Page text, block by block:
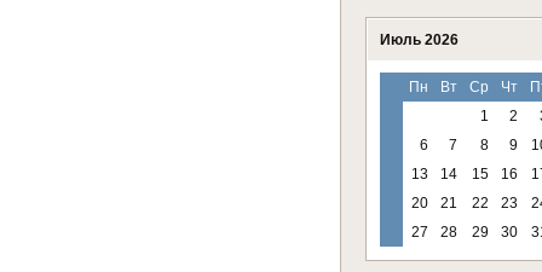
Июль 2026
Пн Вт Ср Чт
1
2
6
7 8 9
13
14 15 16
20
21 22 23
27
28 29 30